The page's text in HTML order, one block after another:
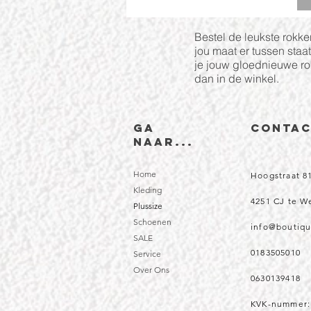
Bestel de leukste
jou maat er tussen
je jouw gloednieuwe
dan in de winkel.
Ga
naar...
Hoogstraat
4251 CJ te
0183505010
0630139418
KVK-
Home
Kleding
Plussize
Schoenen
SALE
Service
Over Ons